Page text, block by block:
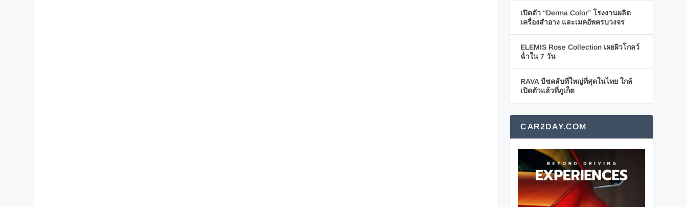
เปิดตัว “Derma Color” โรงงานผลิต
เครื่องสำอาง และเมคอัพครบวงจร
ELEMIS Rose Collection เผยผิวโกลว์
ฉ่ำใน 7 วัน
RAVA บีชคลับที่ใหญ่ที่สุดในไทย ใกล้
เปิดตัวแล้วที่ภูเก็ต
CAR2DAY.COM